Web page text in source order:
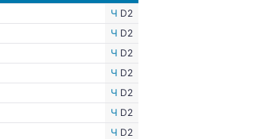
Ч D2
Ч D2
Ч D2
Ч D2
Ч D2
Ч D2
Ч D2